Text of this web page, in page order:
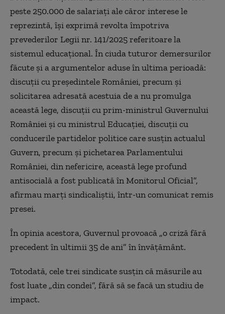
peste 250.000 de salariaţi ale căror interese le
reprezintă, îşi exprimă revolta împotriva
prevederilor Legii nr. 141/2025 referitoare la
sistemul educaţional. În ciuda tuturor demersurilor
făcute şi a argumentelor aduse în ultima perioadă:
discuţii cu preşedintele României, precum şi
solicitarea adresată acestuia de a nu promulga
această lege, discuţii cu prim-ministrul Guvernului
României şi cu ministrul Educaţiei, discuţii cu
conducerile partidelor politice care susţin actualul
Guvern, precum şi pichetarea Parlamentului
României, din nefericire, această lege profund
antisocială a fost publicată în Monitorul Oficial”,
afirmau marţi sindicaliştii, într-un comunicat remis
presei.
În opinia acestora, Guvernul provoacă „o criză fără
precedent în ultimii 35 de ani” în învăţământ.
Totodată, cele trei sindicate susţin că măsurile au
fost luate „din condei”, fără să se facă un studiu de
impact.